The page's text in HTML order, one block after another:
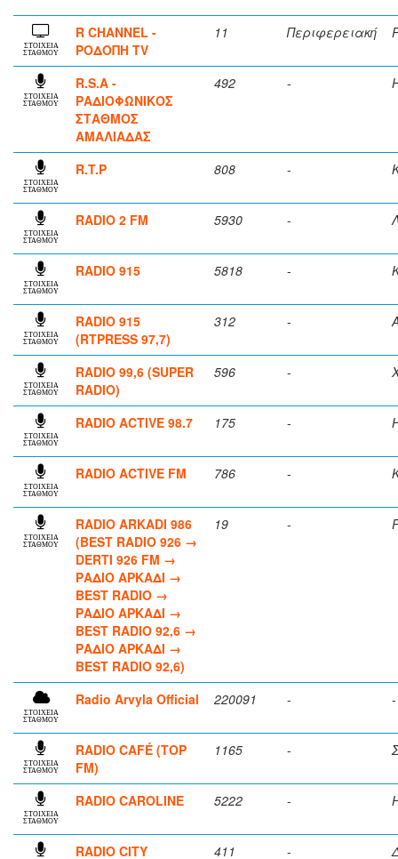
ΣΤΟΙΧΕΙΑ
ΣΤΑΘΜΟΥ
R CHANNEL -
ΡΟΔΟΠΗ TV
11 Περιφερειακή
ΣΤΟΙΧΕΙΑ
ΣΤΑΘΜΟΥ
R.S.A -
ΡΑΔΙΟΦΩΝΙΚΟΣ
ΣΤΑΘΜΟΣ
ΑΜΑΛΙΑΔΑΣ
492 -
ΣΤΟΙΧΕΙΑ
ΣΤΑΘΜΟΥ
R.T.P 808 -
ΣΤΟΙΧΕΙΑ
ΣΤΑΘΜΟΥ
RADIO 2 FM 5930 -
ΣΤΟΙΧΕΙΑ
ΣΤΑΘΜΟΥ
RADIO 915 5818 -
ΣΤΟΙΧΕΙΑ
ΣΤΑΘΜΟΥ
RADIO 915
(RTPRESS 97,7)
312 -
ΣΤΟΙΧΕΙΑ
ΣΤΑΘΜΟΥ
RADIO 99,6 (SUPER
RADIO)
596 -
ΣΤΟΙΧΕΙΑ
ΣΤΑΘΜΟΥ
RADIO ACTIVE 98.7 175 -
ΣΤΟΙΧΕΙΑ
ΣΤΑΘΜΟΥ
RADIO ACTIVE FM 786 -
ΣΤΟΙΧΕΙΑ
ΣΤΑΘΜΟΥ
RADIO ARKADI 986
(BEST RADIO 926 →
DERTI 926 FM →
ΡΑΔΙΟ ΑΡΚΑΔΙ →
BEST RADIO →
ΡΑΔΙΟ ΑΡΚΑΔΙ →
BEST RADIO 92,6 →
ΡΑΔΙΟ ΑΡΚΑΔΙ →
BEST RADIO 92,6)
19 -
ΣΤΟΙΧΕΙΑ
ΣΤΑΘΜΟΥ
Radio Arvyla Official 220091 - -
ΣΤΟΙΧΕΙΑ
ΣΤΑΘΜΟΥ
RADIO CAFÉ (TOP
FM)
1165 -
ΣΤΟΙΧΕΙΑ
ΣΤΑΘΜΟΥ
RADIO CAROLINE 5222 -
RADIO CITY 411 -